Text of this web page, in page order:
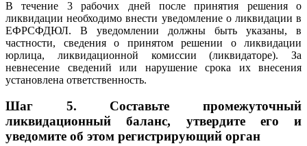
В течение 3 рабочих дней после принятия решения о
ликвидации необходимо внести уведомление о ликвидации в
ЕФРСФДЮЛ. В уведомлении должны быть указаны, в
частности, сведения о принятом решении о ликвидации
юрлица, ликвидационной комиссии (ликвидаторе). За
невнесение сведений или нарушение срока их внесения
установлена ответственность.
Шаг 5. Составьте промежуточный
ликвидационный баланс, утвердите его и
уведомите об этом регистрирующий орган